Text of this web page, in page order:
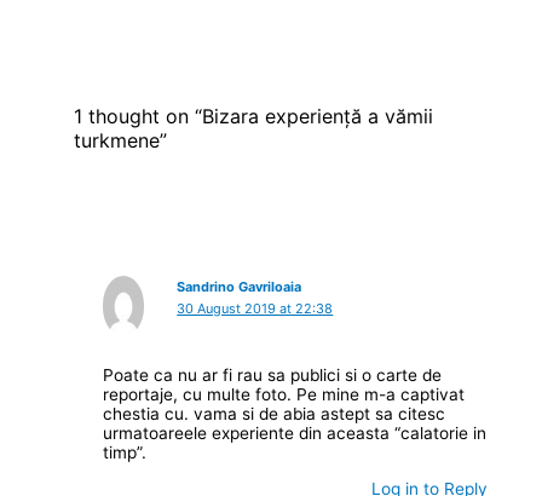
1 thought on “Bizara experiență a vămii
turkmene”
Sandrino Gavriloaia
30 August 2019 at 22:38
Poate ca nu ar fi rau sa publici si o carte de
reportaje, cu multe foto. Pe mine m-a captivat
chestia cu. vama si de abia astept sa citesc
urmatoareele experiente din aceasta “calatorie in
timp”.
Log in to Reply